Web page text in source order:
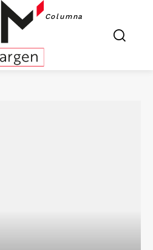
Columna